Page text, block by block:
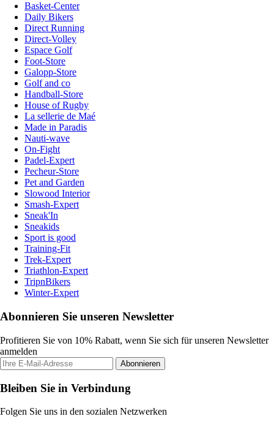
Basket-Center
Daily Bikers
Direct Running
Direct-Volley
Espace Golf
Foot-Store
Galopp-Store
Golf and co
Handball-Store
House of Rugby
La sellerie de Maé
Made in Paradis
Nauti-wave
On-Fight
Padel-Expert
Pecheur-Store
Pet and Garden
Slowood Interior
Smash-Expert
Sneak'In
Sneakids
Sport is good
Training-Fit
Trek-Expert
Triathlon-Expert
TripnBikers
Winter-Expert
Abonnieren Sie unseren Newsletter
Profitieren Sie von 10% Rabatt, wenn Sie sich für unseren Newsletter
anmelden
Abonnieren
Bleiben Sie in Verbindung
Folgen Sie uns in den sozialen Netzwerken